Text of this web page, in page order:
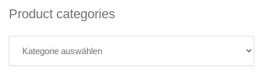
Product categories